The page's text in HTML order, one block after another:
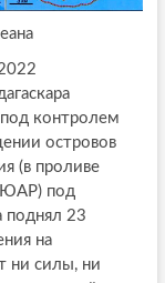
контролем
островов
(в проливе
под
поднял 23
на
ни силы, ни